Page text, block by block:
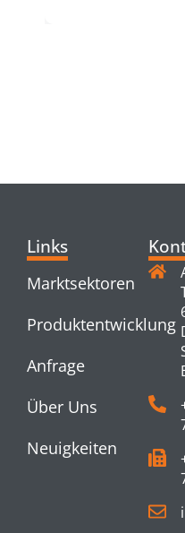
Links
Marktsektoren
Produktentwicklung
Anfrage
Über Uns
Neuigkeiten